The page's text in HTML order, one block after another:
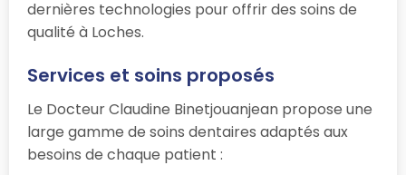
dernières technologies pour offrir des soins de
qualité à Loches.
Services et soins proposés
Le Docteur Claudine Binetjouanjean propose une
large gamme de soins dentaires adaptés aux
besoins de chaque patient :